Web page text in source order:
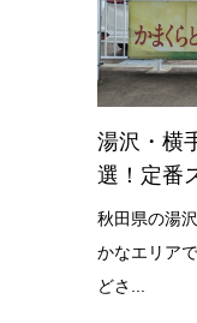
湯沢・横
選！定番
秋田県の湯
かなエリア
どさ...